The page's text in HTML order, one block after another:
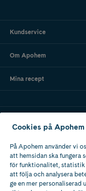
Kundservice
Om Apohem
Mina recept
Apotek med tillstånd
av Läkemedelsverket
Cookies på Apohem
På Apohem använder vi
att hemsidan ska fungera
för funktionalitet, statistik
att följa och analysera
ge en mer personaliserad